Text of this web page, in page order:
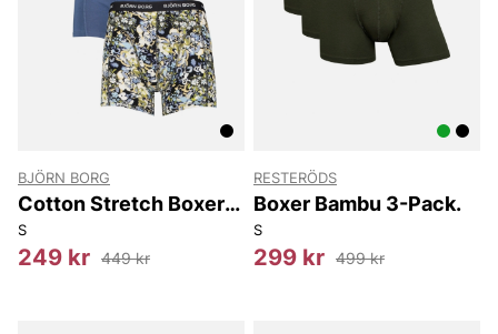
BJÖRN BORG
Cotton Stretch Boxer
3P
S
249 kr 449 kr
RESTERÖDS
Boxer Bambu 3-Pack.
S
299 kr 499 kr